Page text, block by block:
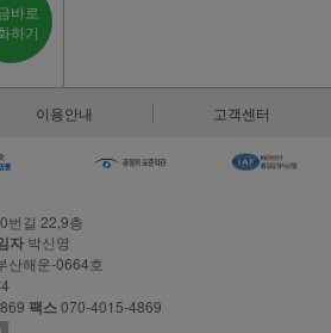
바로
하기
이용안내 고객센터
번길 22,9층
자 박신영
산해운-0664호
팩스070-4015-4869